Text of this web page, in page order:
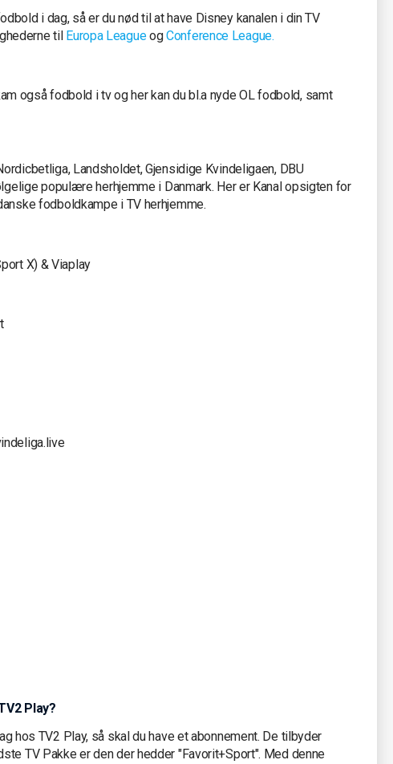
i dag, så er du nød til at have Disney kanalen i din TV
til Europa LeagueogConference League.
også fodbold i tv og her kan du bl.a nyde OL fodbold, samt
Landsholdet, Gjensidige Kvindeligaen, DBU
populære herhjemme i Danmark. Her er Kanal opsigten for
fodboldkampe i TV herhjemme.
X) & Viaplay
Play?
hos TV2 Play, så skal du have et abonnement. De tilbyder
TV Pakke er den der hedder "Favorit+Sport". Med denne